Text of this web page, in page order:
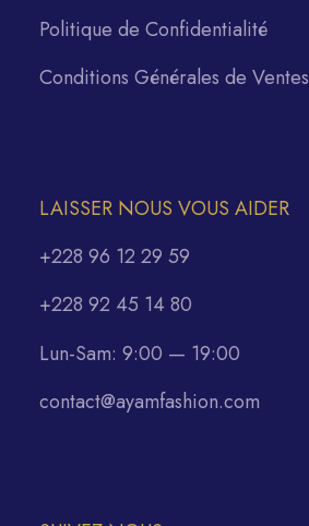
Politique de Confidentialité
Conditions Générales de Ventes
LAISSER NOUS VOUS AIDER
+228 96 12 29 59
+228 92 45 14 80
Lun-Sam: 9:00 — 19:00
contact@ayamfashion.com